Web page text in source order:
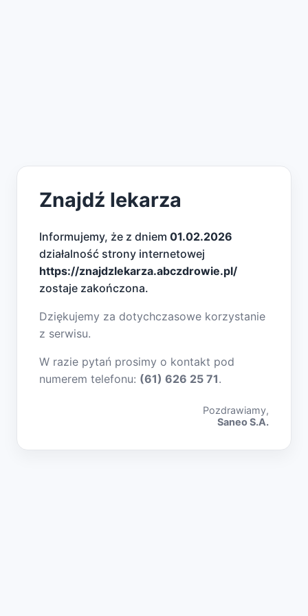
Znajdź lekarza
Informujemy, że z dniem 01.02.2026
działalność strony internetowej
https://znajdzlekarza.abczdrowie.pl/
zostaje zakończona.
Dziękujemy za dotychczasowe korzystanie
z serwisu.
W razie pytań prosimy o kontakt pod
numerem telefonu: (61) 626 25 71.
Pozdrawiamy,
Saneo S.A.